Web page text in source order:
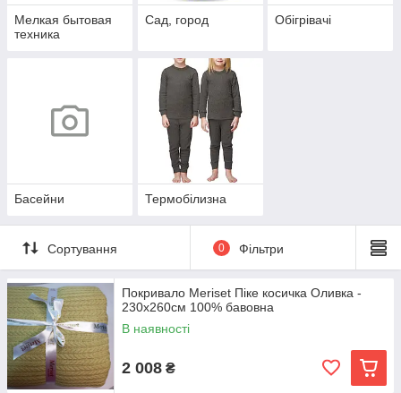
Мелкая бытовая
техника
Сад, город Обігрівачі
Басейни Термобілизна
Сортування 0 Фільтри
Покривало Meriset Піке косичка Оливка -
230х260см 100% бавовна
В наявності
2 008 ₴